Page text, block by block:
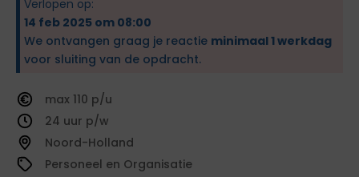
Verlopen op:
14 feb 2025 om 08:00
We ontvangen graag je reactie minimaal 1 werkdag
voor sluiting van de opdracht.
110
24
Noord-Holland
Personeel en Organisatie